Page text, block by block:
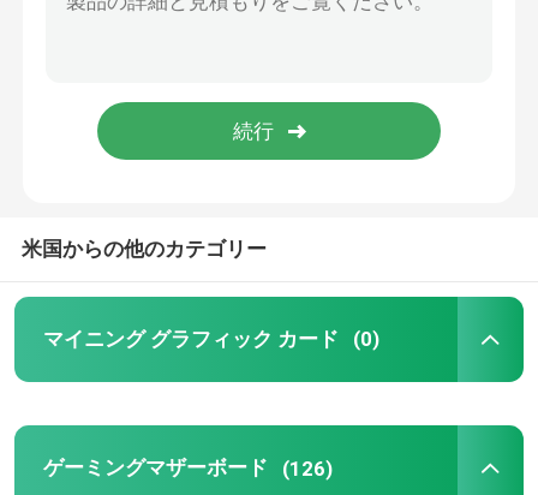
米国からの他のカテゴリー
マイニング グラフィック カード (0)
ゲーミングマザーボード (126)